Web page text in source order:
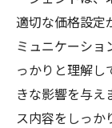
適切な価格設定
ミュニケーショ
っかりと理解し
きな影響を与え
ス内容をしっか